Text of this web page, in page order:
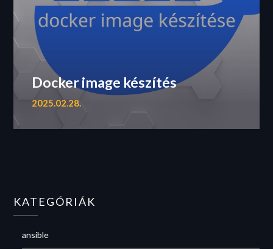
Docker image készítés
2025.02.28.
KATEGÓRIÁK
ansible